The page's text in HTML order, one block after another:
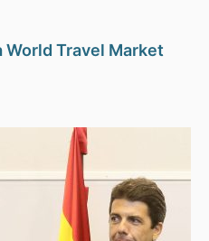
World Travel Market